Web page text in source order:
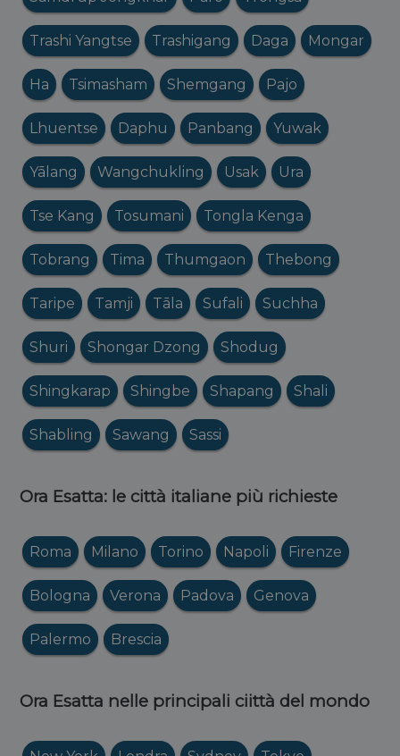
Trashi Yangtse Trashigang Daga Mongar
Ha Tsimasham Shemgang Pajo
Lhuentse Daphu Panbang Yuwak
Yālang Wangchukling Usak Ura
Tse Kang Tosumani Tongla Kenga
Tobrang Tima Thumgaon Thebong
Taripe Tamji Tāla Sufali Suchha
Shuri Shongar Dzong Shodug
Shingkarap Shingbe Shapang Shali
Shabling Sawang Sassi
Ora Esatta: le città italiane più richieste
Roma Milano Torino Napoli Firenze
Bologna Verona Padova Genova
Palermo Brescia
Ora Esatta nelle principali ciittà del mondo